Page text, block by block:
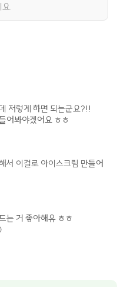
.
저렇게 하면 되는군요?!!
어봐야겠어요 ㅎㅎ
서 이걸로 아이스크림 만들어
는 거 좋아해유 ㅎㅎ